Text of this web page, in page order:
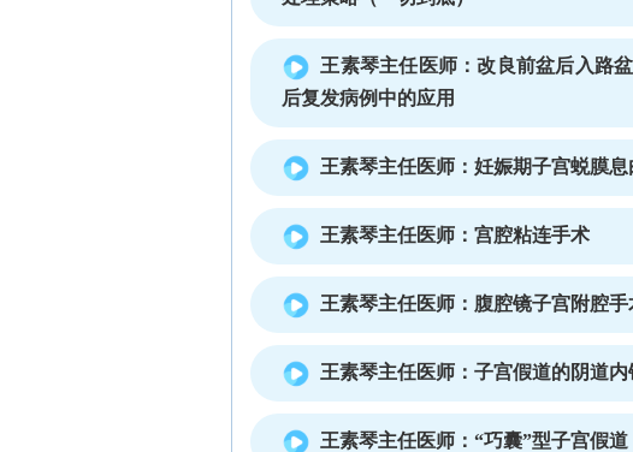
王素琴主任医师：改良前盆后入路
后复发病例中的应用
王素琴主任医师：妊娠期子宫蜕膜
王素琴主任医师：宫腔粘连手术
王素琴主任医师：腹腔镜子宫附腔手
王素琴主任医师：子宫假道的阴道
王素琴主任医师：“巧囊”型子宫假道